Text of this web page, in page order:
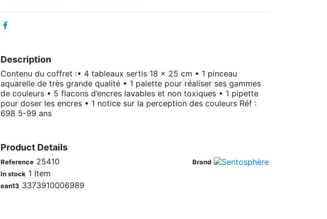
Description
Contenu du coffret :• 4 tableaux sertis 18 x 25 cm • 1 pinceau
aquarelle de très grande qualité • 1 palette pour réaliser ses gammes
de couleurs • 5 flacons d’encres lavables et non toxiques • 1 pipette
pour doser les encres • 1 notice sur la perception des couleurs Réf :
698 5-99 ans
Product Details
Brand
Reference 25410
In stock 1 Item
ean13 3373910006989